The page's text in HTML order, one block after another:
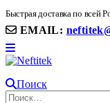
Быстрая доставка по всей
EMAIL:
Поиск